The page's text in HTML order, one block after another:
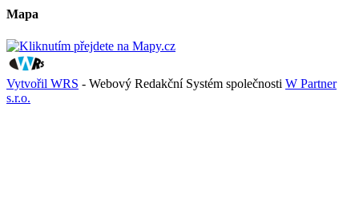
Mapa
Vytvořil WRS - Webový Redakční Systém společnosti W Partner
s.r.o.